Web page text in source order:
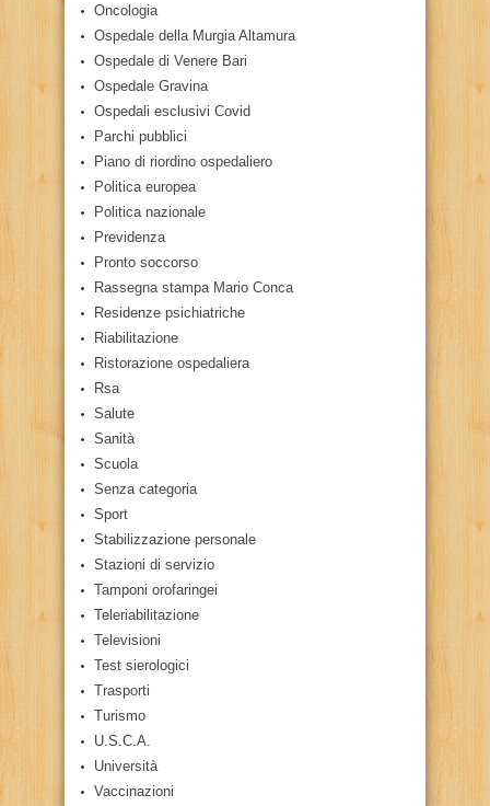
Oncologia
Ospedale della Murgia Altamura
Ospedale di Venere Bari
Ospedale Gravina
Ospedali esclusivi Covid
Parchi pubblici
Piano di riordino ospedaliero
Politica europea
Politica nazionale
Previdenza
Pronto soccorso
Rassegna stampa Mario Conca
Residenze psichiatriche
Riabilitazione
Ristorazione ospedaliera
Rsa
Salute
Sanità
Scuola
Senza categoria
Sport
Stabilizzazione personale
Stazioni di servizio
Tamponi orofaringei
Teleriabilitazione
Televisioni
Test sierologici
Trasporti
Turismo
U.S.C.A.
Università
Vaccinazioni